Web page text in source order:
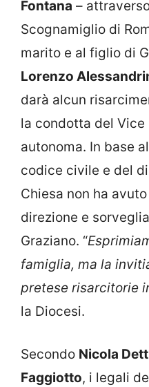
Fontana –
Scognamiglio di
marito e al figlio di
Lorenzo
darà alcun
la condotta del
autonoma. In base
codice civile e del
Chiesa non ha
direzione e
Graziano. “
famiglia, ma la
pretese risarcitorie
la Diocesi.
Secondo Nicola
Faggiotto, i legali